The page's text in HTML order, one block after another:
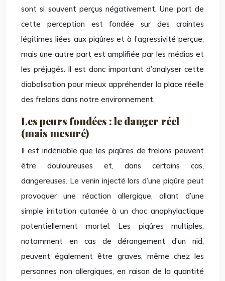
sont si souvent perçus négativement. Une part de
cette perception est fondée sur des craintes
légitimes liées aux piqûres et à l’agressivité perçue,
mais une autre part est amplifiée par les médias et
les préjugés. Il est donc important d’analyser cette
diabolisation pour mieux appréhender la place réelle
des frelons dans notre environnement.
Les peurs fondées : le danger réel
(mais mesuré)
Il est indéniable que les piqûres de frelons peuvent
être douloureuses et, dans certains cas,
dangereuses. Le venin injecté lors d’une piqûre peut
provoquer une réaction allergique, allant d’une
simple irritation cutanée à un choc anaphylactique
potentiellement mortel. Les piqûres multiples,
notamment en cas de dérangement d’un nid,
peuvent également être graves, même chez les
personnes non allergiques, en raison de la quantité